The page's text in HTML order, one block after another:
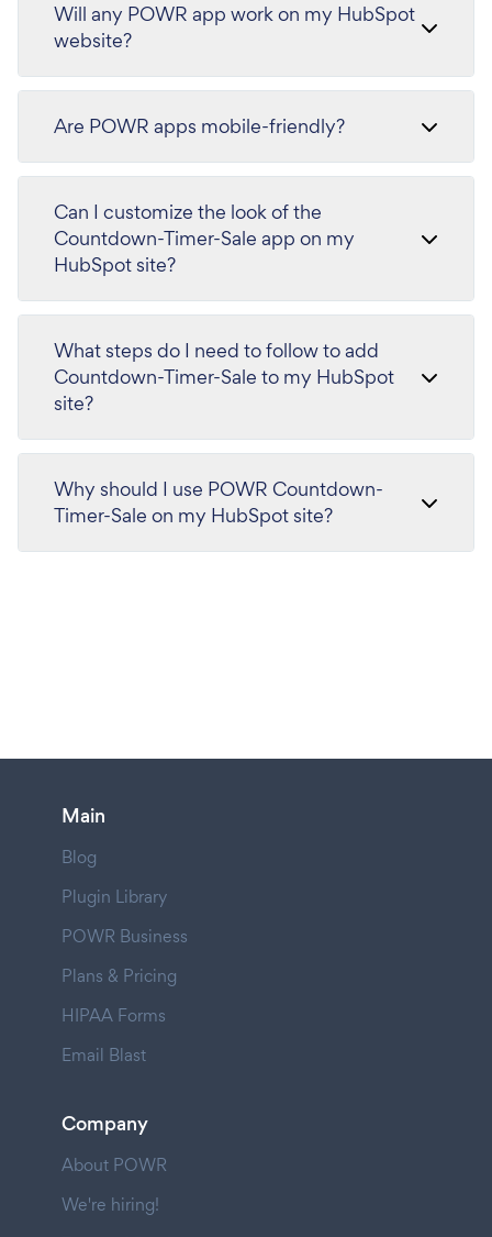
Will any POWR app work on my HubSpot
website?
Are POWR apps mobile-friendly?
Can I customize the look of the
Countdown-Timer-Sale app on my
HubSpot site?
What steps do I need to follow to add
Countdown-Timer-Sale to my HubSpot
site?
Why should I use POWR Countdown-
Timer-Sale on my HubSpot site?
Main
Blog
Plugin Library
POWR Business
Plans & Pricing
HIPAA Forms
Email Blast
Company
About POWR
We're hiring!